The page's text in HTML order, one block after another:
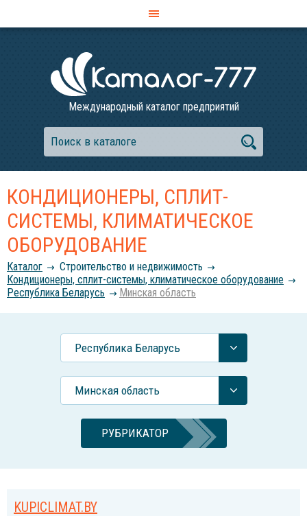
Международный каталог предприятий
КОНДИЦИОНЕРЫ, СПЛИТ-
СИСТЕМЫ, КЛИМАТИЧЕСКОЕ
ОБОРУДОВАНИЕ
Каталог
Строительство и недвижимость
Кондиционеры, сплит-системы, климатическое оборудование
Республика Беларусь
Минская область
Республика Беларусь
Минская область
РУБРИКАТОР
KUPICLIMAT.BY